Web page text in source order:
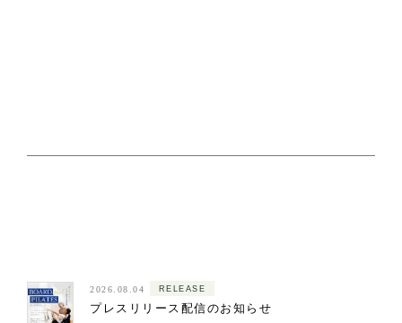
2026.08.04 RELEASE
プレスリリース配信のお知らせ